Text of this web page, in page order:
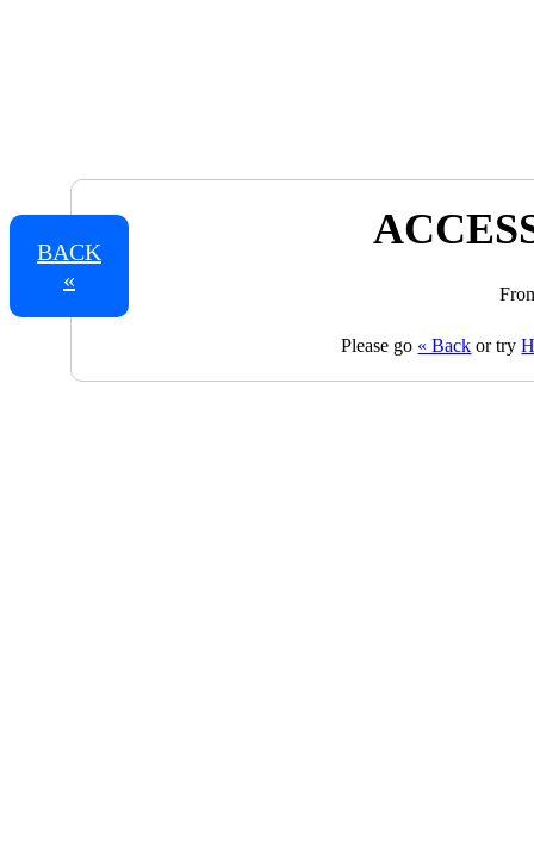
BACK
«
Please go « Back or try